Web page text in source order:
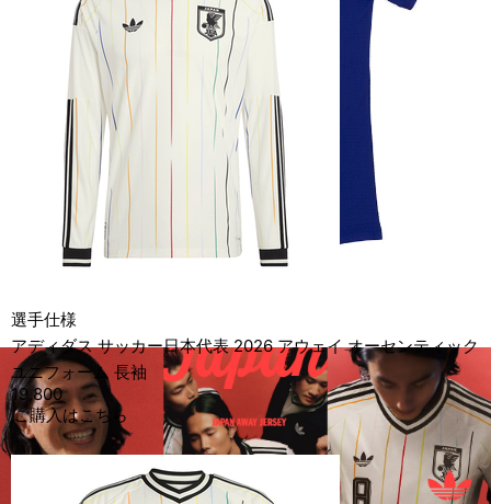
選手仕様
アディダス サッカー日本代表 2026 アウェイ オーセンティック
ユニフォーム 長袖
19,800
ご購入はこちら